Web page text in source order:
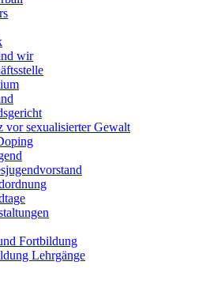
wir
vor sexualisierter Gewalt
Fortbildung
Lehrgänge